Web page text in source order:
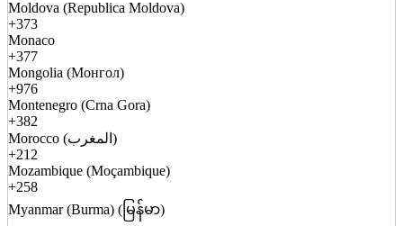
Moldova (Republica Moldova)
+373
Monaco
+377
Mongolia (Монгол)
+976
Montenegro (Crna Gora)
+382
Morocco (المغرب)
+212
Mozambique (Moçambique)
+258
Myanmar (Burma) (မြန်မာ)